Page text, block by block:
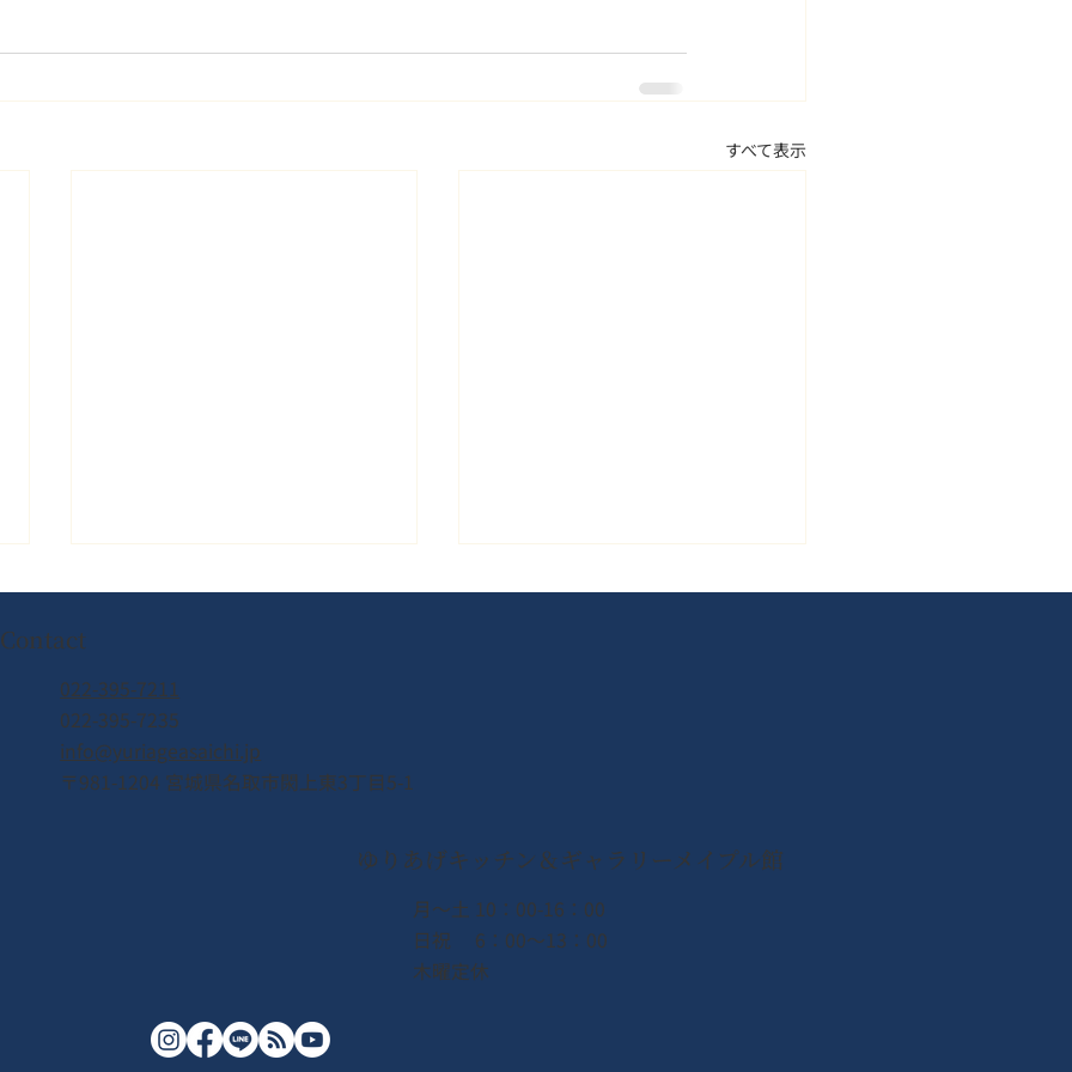
すべて表示
2026年8月8日（土） なとり
上エリア
Contact
022-395-7211
022-395-7235
info@yuriageasaichi.jp
〒981-1204 宮城県名取市閖上東3丁目5-1
ゆりあげキッチン＆ギャラリーメイプル館
月〜土 10：00-16：00
日祝 6：00〜13：00
木曜定休